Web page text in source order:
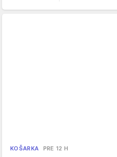
KOŠARKA PRE 12 H